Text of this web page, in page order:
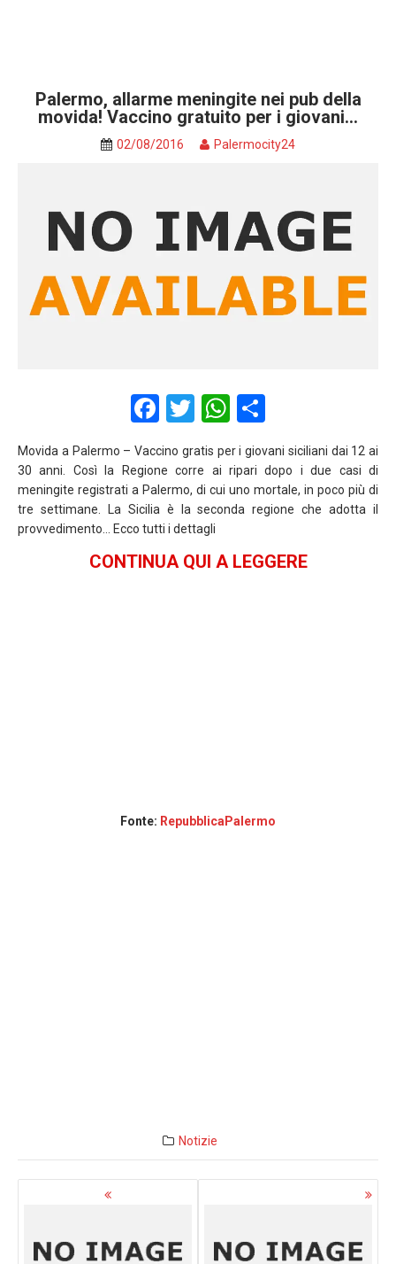
Palermo, allarme meningite nei pub della
movida! Vaccino gratuito per i giovani…
02/08/2016 Palermocity24
F
ce
b
o
o
k
T
wi
tt
er
W
h
at
s
A
p
p
h
ar
e
Movida a Palermo – Vaccino gratis per i giovani siciliani dai 12 ai
30 anni. Così la Regione corre ai ripari dopo i due casi di
meningite registrati a Palermo, di cui uno mortale, in poco più di
tre settimane. La Sicilia è la seconda regione che adotta il
provvedimento… Ecco tutti i dettagli
CONTINUA QUI A LEGGERE
Fonte: RepubblicaPalermo
Notizie
Navigazione